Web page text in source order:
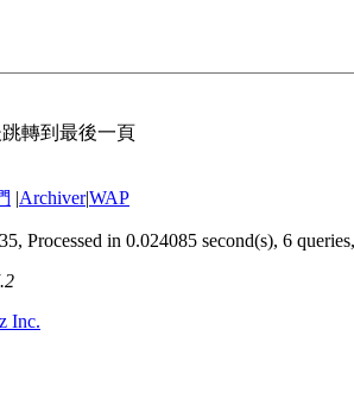
轉到最後一頁
|Archiver|WAP
Processed in 0.024085 second(s), 6
Inc.